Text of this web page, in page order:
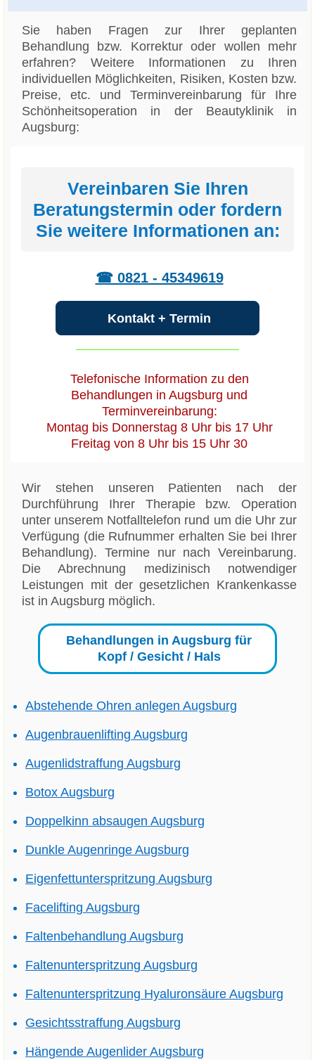
Sie haben Fragen zur Ihrer geplanten
Behandlung bzw. Korrektur oder wollen mehr
erfahren? Weitere Informationen zu Ihren
individuellen Möglichkeiten, Risiken, Kosten bzw.
Preise, etc. und Terminvereinbarung für Ihre
Schönheitsoperation in der Beautyklinik in
Augsburg:
Vereinbaren Sie Ihren
Beratungstermin oder fordern
Sie weitere Informationen an:
☎ 0821 - 45349619
Kontakt + Termin
Telefonische Information zu den
Behandlungen in Augsburg und
Terminvereinbarung:
Montag bis Donnerstag 8 Uhr bis 17 Uhr
Freitag von 8 Uhr bis 15 Uhr 30
Wir stehen unseren Patienten nach der
Durchführung Ihrer Therapie bzw. Operation
unter unserem Notfalltelefon rund um die Uhr zur
Verfügung (die Rufnummer erhalten Sie bei Ihrer
Behandlung). Termine nur nach Vereinbarung.
Die Abrechnung medizinisch notwendiger
Leistungen mit der gesetzlichen Krankenkasse
ist in Augsburg möglich.
Behandlungen in Augsburg für
Kopf / Gesicht / Hals
Abstehende Ohren anlegen Augsburg
Augenbrauenlifting Augsburg
Augenlidstraffung Augsburg
Botox Augsburg
Doppelkinn absaugen Augsburg
Dunkle Augenringe Augsburg
Eigenfettunterspritzung Augsburg
Facelifting Augsburg
Faltenbehandlung Augsburg
Faltenunterspritzung Augsburg
Faltenunterspritzung Hyaluronsäure Augsburg
Gesichtsstraffung Augsburg
Hängende Augenlider Augsburg